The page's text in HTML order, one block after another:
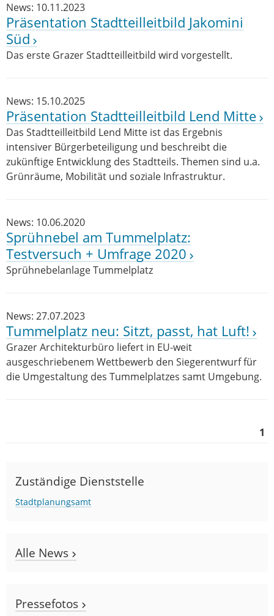
News: 10.11.2023
Präsentation Stadtteilleitbild Jakomini
Süd
Das erste Grazer Stadtteilleitbild wird vorgestellt.
News: 15.10.2025
Präsentation Stadtteilleitbild Lend Mitte
Das Stadtteilleitbild Lend Mitte ist das Ergebnis
intensiver Bürgerbeteiligung und beschreibt die
zukünftige Entwicklung des Stadtteils. Themen sind u.a.
Grünräume, Mobilität und soziale Infrastruktur.
News: 10.06.2020
Sprühnebel am Tummelplatz:
Testversuch + Umfrage 2020
Sprühnebelanlage Tummelplatz
News: 27.07.2023
Tummelplatz neu: Sitzt, passt, hat Luft!
Grazer Architekturbüro liefert in EU-weit
ausgeschriebenem Wettbewerb den Siegerentwurf für
die Umgestaltung des Tummelplatzes samt Umgebung.
1
Zuständige Dienststelle
Stadtplanungsamt
Alle News
Pressefotos